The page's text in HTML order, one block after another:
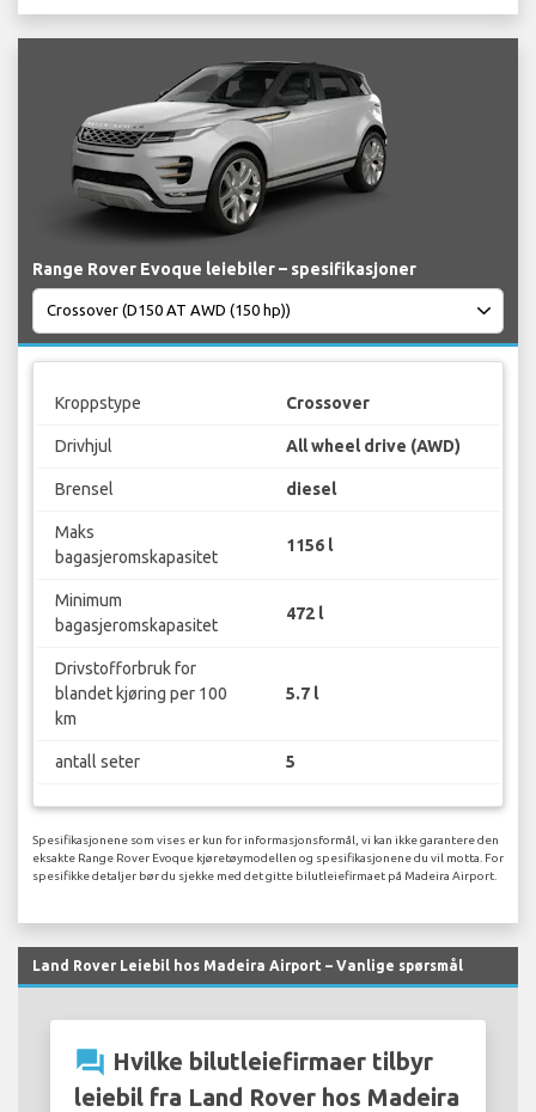
Range Rover Evoque leiebiler – spesifikasjoner
Kroppstype Crossover
Drivhjul All wheel drive (AWD)
Brensel diesel
Maks
bagasjeromskapasitet
1156 l
Minimum
bagasjeromskapasitet
472 l
Drivstofforbruk for
blandet kjøring per 100
km
5.7 l
antall seter 5
Spesifikasjonene som vises er kun for informasjonsformål, vi kan ikke garantere den
eksakte Range Rover Evoque kjøretøymodellen og spesifikasjonene du vil motta. For
spesifikke detaljer bør du sjekke med det gitte bilutleiefirmaet på Madeira Airport.
Land Rover Leiebil hos Madeira Airport – Vanlige spørsmål
question_answer Hvilke bilutleiefirmaer tilbyr
leiebil fra Land Rover hos Madeira